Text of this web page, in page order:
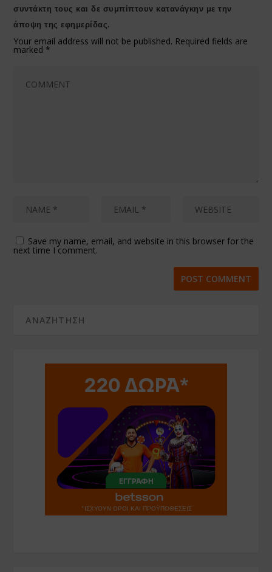
συντάκτη τους και δε συμπίπτουν κατανάγκην με την
άποψη της εφημερίδας.
Your email address will not be published. Required fields are
marked *
Save my name, email, and website in this browser for the
next time I comment.